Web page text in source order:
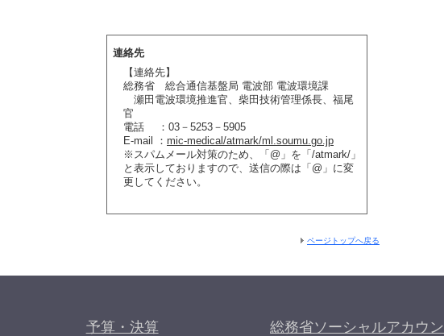
連絡先
【連絡先】
総務省 総合通信基盤局 電波部 電波環境課
瀬田電波環境推進官、柴田技術管理係長、福尾
官
電話 ：03－5253－5905
E-mail ： mic-medical/atmark/ml.soumu.go.jp
※スパムメール対策のため、「@」を「/atmark/」
と表示しておりますので、送信の際は「@」に変
更してください。
ページトップへ戻る
予算・決算
総務省ソーシャルアカウン